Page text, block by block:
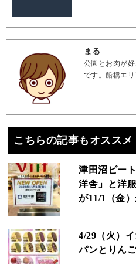
まる
公園とお肉が
です。船橋エ
こちらの記事もオススメ
津田沼ビー
洋舎」と洋
が11/1（金
4/29（火）
パンとりん